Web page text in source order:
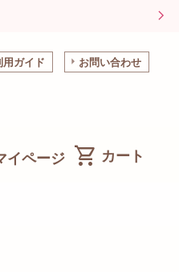
用ガイド お問い合わせ
イページ